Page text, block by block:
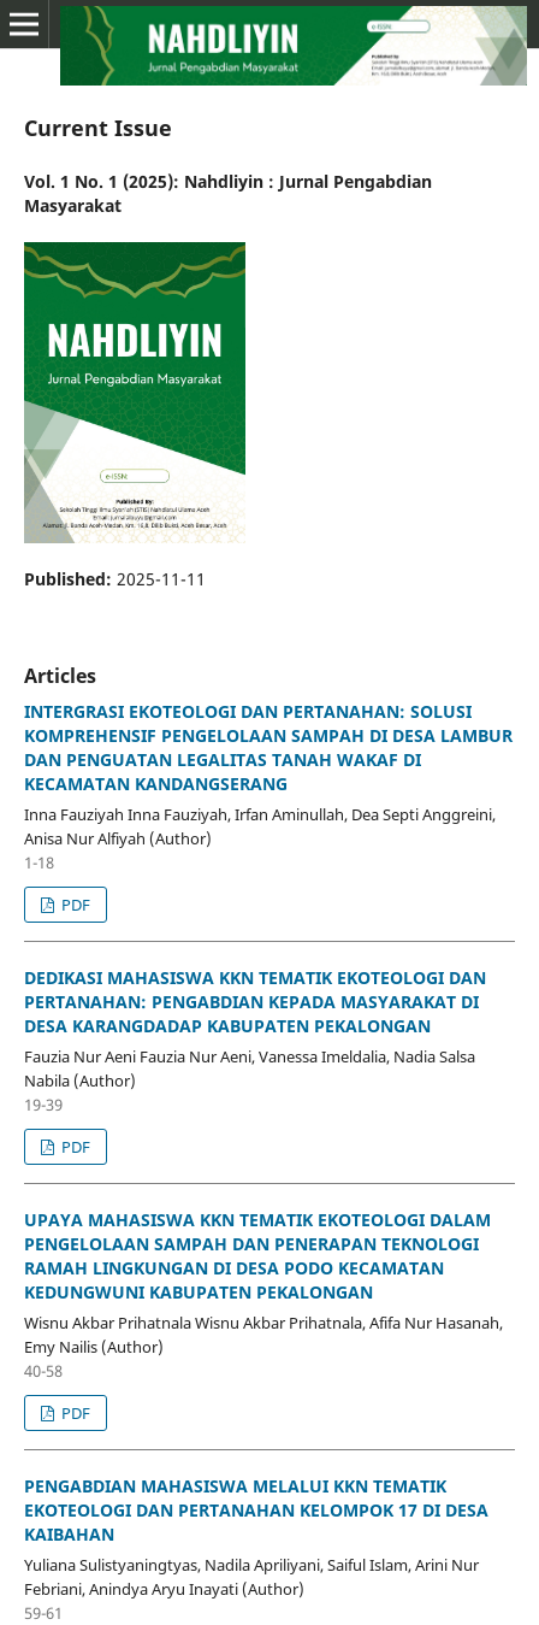
Current Issue
Vol. 1 No. 1 (2025): Nahdliyin : Jurnal Pengabdian
Masyarakat
Published: 2025-11-11
Articles
INTERGRASI EKOTEOLOGI DAN PERTANAHAN: SOLUSI
KOMPREHENSIF PENGELOLAAN SAMPAH DI DESA LAMBUR
DAN PENGUATAN LEGALITAS TANAH WAKAF DI
KECAMATAN KANDANGSERANG
Inna Fauziyah Inna Fauziyah, Irfan Aminullah, Dea Septi Anggreini,
Anisa Nur Alfiyah (Author)
1-18
PDF
DEDIKASI MAHASISWA KKN TEMATIK EKOTEOLOGI DAN
PERTANAHAN: PENGABDIAN KEPADA MASYARAKAT DI
DESA KARANGDADAP KABUPATEN PEKALONGAN
Fauzia Nur Aeni Fauzia Nur Aeni, Vanessa Imeldalia, Nadia Salsa
Nabila (Author)
19-39
PDF
UPAYA MAHASISWA KKN TEMATIK EKOTEOLOGI DALAM
PENGELOLAAN SAMPAH DAN PENERAPAN TEKNOLOGI
RAMAH LINGKUNGAN DI DESA PODO KECAMATAN
KEDUNGWUNI KABUPATEN PEKALONGAN
Wisnu Akbar Prihatnala Wisnu Akbar Prihatnala, Afifa Nur Hasanah,
Emy Nailis (Author)
40-58
PDF
PENGABDIAN MAHASISWA MELALUI KKN TEMATIK
EKOTEOLOGI DAN PERTANAHAN KELOMPOK 17 DI DESA
KAIBAHAN
Yuliana Sulistyaningtyas, Nadila Apriliyani, Saiful Islam, Arini Nur
Febriani, Anindya Aryu Inayati (Author)
59-61